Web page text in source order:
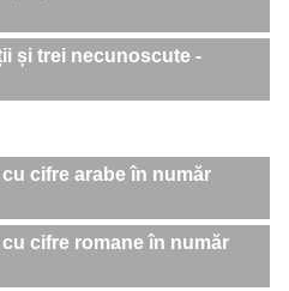
și trei necunoscute -
cifre arabe în număr
cifre romane în număr